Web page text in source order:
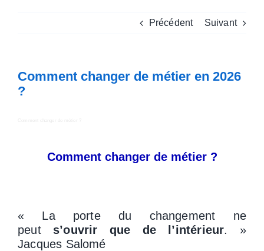
Précédent Suivant
Comment changer de métier en 2026
?
Comment changer de métier ?
« La porte du changement ne
peut s’ouvrir que de l’intérieur. »
Jacques Salomé